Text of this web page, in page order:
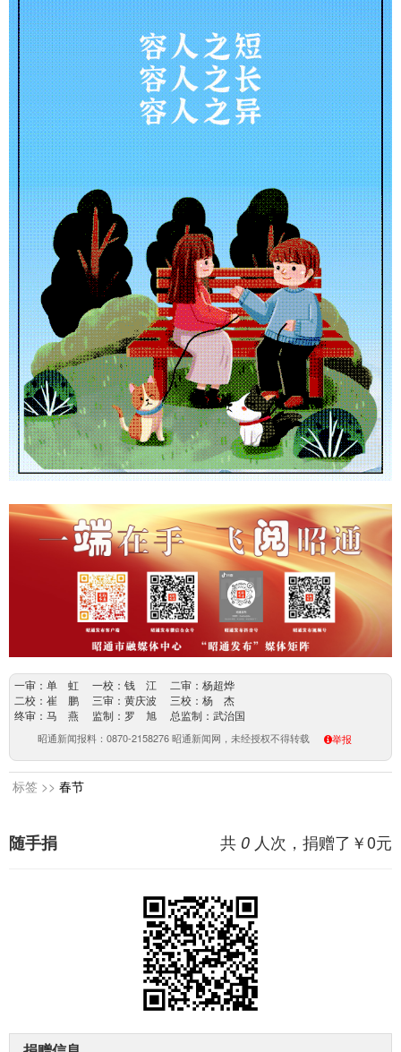
一审：单 虹 一校：钱 江 二审：杨超烨
二校：崔 鹏 三审：黄庆波 三校：杨 杰
终审：马 燕 监制：罗 旭 总监制：武治国
昭通新闻报料：0870-2158276 昭通新闻网，未经授权不得转载 举报
标签 >> 春节
共 0 人次，捐赠了￥0元
随手捐